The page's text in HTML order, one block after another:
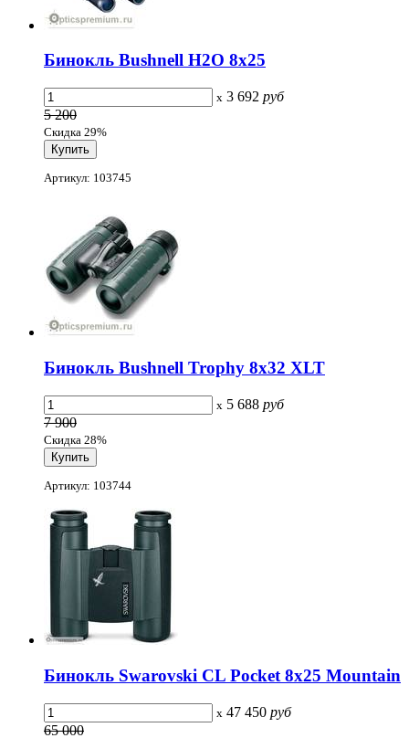
Бинокль Bushnell H2O 8x25
x 3 692 руб
5 200
Скидка 29%
Артикул: 103745
Бинокль Bushnell Trophy 8x32 XLT
x 5 688 руб
7 900
Скидка 28%
Артикул: 103744
Бинокль Swarovski CL Pocket 8x25 Mountain
x 47 450 руб
65 000